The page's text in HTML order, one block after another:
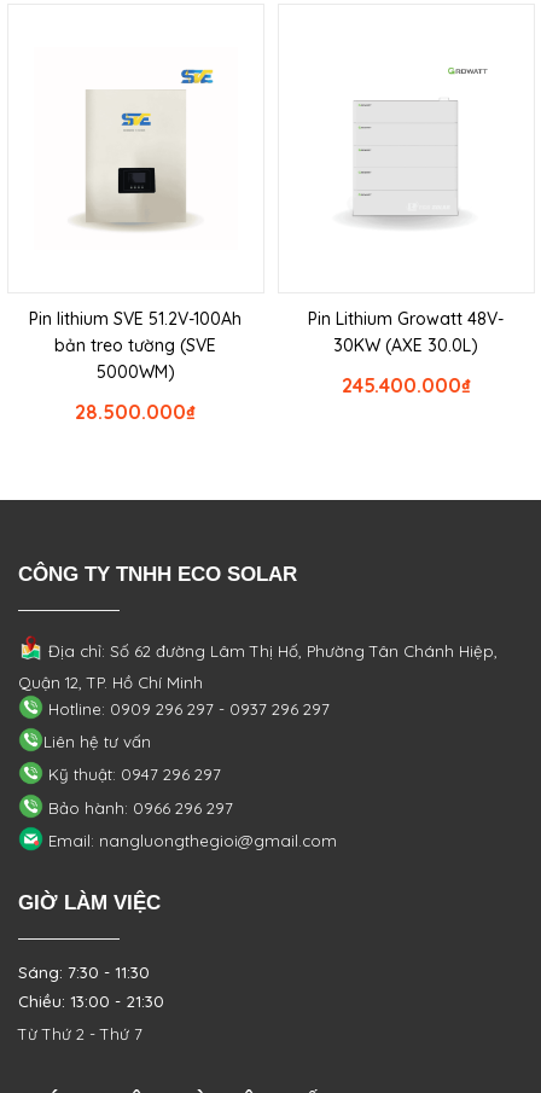
Pin lithium SVE 51.2V-100Ah
bản treo tường (SVE
5000WM)
₫
28.500.000
Pin Lithium Growatt 48V-
30KW (AXE 30.0L)
₫
245.400.000
CÔNG TY TNHH ECO SOLAR
Địa chỉ: Số 62 đường Lâm Thị Hố, PhườngTân Chánh Hiệp,
Quận 12, TP. Hồ Chí Minh
Hotline: 0909 296 297 - 0937 296 297
Liên hệ tư vấn
Kỹ thuật: 0947 296 297
Bảo hành: 0966 296 297
Email: nangluongthegioi@gmail.com
GIỜ LÀM VIỆC
Sáng: 7:30 - 11:30
Chiều: 13:00 - 21:30
Từ Thứ 2 - Thứ 7